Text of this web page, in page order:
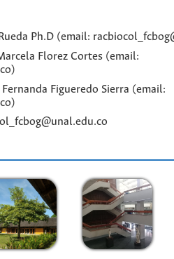
Ph.D (email:
Florez Cortes (email:
Figueredo Sierra (email: